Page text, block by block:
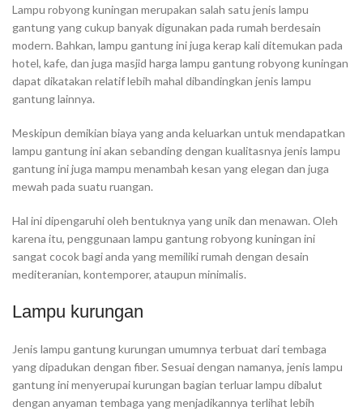
Lampu robyong kuningan merupakan salah satu jenis lampu
gantung yang cukup banyak digunakan pada rumah berdesain
modern. Bahkan, lampu gantung ini juga kerap kali ditemukan pada
hotel, kafe, dan juga masjid harga lampu gantung robyong kuningan
dapat dikatakan relatif lebih mahal dibandingkan jenis lampu
gantung lainnya.
Meskipun demikian biaya yang anda keluarkan untuk mendapatkan
lampu gantung ini akan sebanding dengan kualitasnya jenis lampu
gantung ini juga mampu menambah kesan yang elegan dan juga
mewah pada suatu ruangan.
Hal ini dipengaruhi oleh bentuknya yang unik dan menawan. Oleh
karena itu, penggunaan lampu gantung robyong kuningan ini
sangat cocok bagi anda yang memiliki rumah dengan desain
mediteranian, kontemporer, ataupun minimalis.
Lampu kurungan
Jenis lampu gantung kurungan umumnya terbuat dari tembaga
yang dipadukan dengan fiber. Sesuai dengan namanya, jenis lampu
gantung ini menyerupai kurungan bagian terluar lampu dibalut
dengan anyaman tembaga yang menjadikannya terlihat lebih